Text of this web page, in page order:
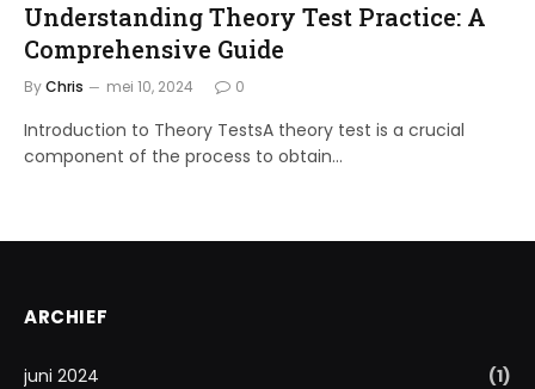
Understanding Theory Test Practice: A
Comprehensive Guide
ByChris mei 10, 2024 0
Introduction to Theory TestsA theory test is a crucial
component of the process to obtain…
ARCHIEF
juni 2024
(1)